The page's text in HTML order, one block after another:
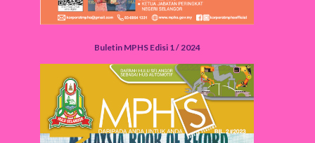
Buletin MPHS Edisi 1 / 2024